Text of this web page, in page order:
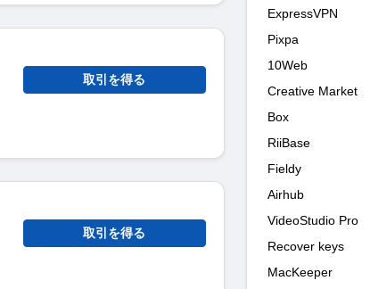
取引を得る
取引を得る
ExpressVPN
Pixpa
10Web
Creative Market
Box
RiiBase
Fieldy
Airhub
VideoStudio Pro
Recover keys
MacKeeper